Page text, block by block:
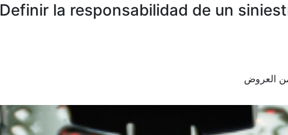
¿Definir la responsabilidad de un